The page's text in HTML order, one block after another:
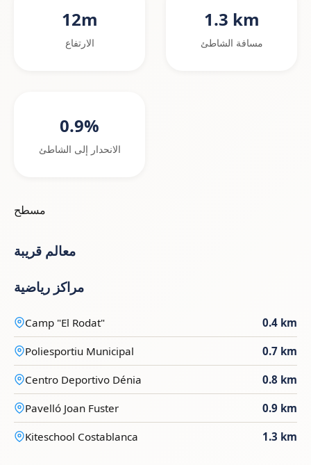
12m
الارتفاع
1.3 km
مسافة الشاطئ
0.9%
الانحدار إلى الشاطئ
مسطح
معالم قريبة
مراكز رياضية
Camp "El Rodat" 0.4 km
Poliesportiu Municipal 0.7 km
Centro Deportivo Dénia 0.8 km
Pavelló Joan Fuster 0.9 km
Kiteschool Costablanca 1.3 km